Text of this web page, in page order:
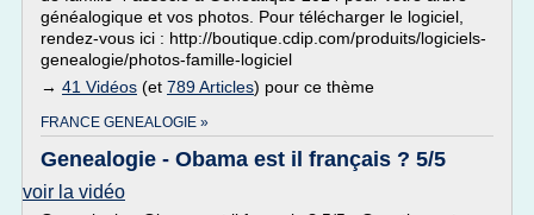
généalogique et vos photos. Pour télécharger le logiciel,
rendez-vous ici : http://boutique.cdip.com/produits/logiciels-
genealogie/photos-famille-logiciel
→ 41 Vidéos (et 789 Articles) pour ce thème
FRANCE GENEALOGIE »
Genealogie - Obama est il français ? 5/5
voir la vidéo